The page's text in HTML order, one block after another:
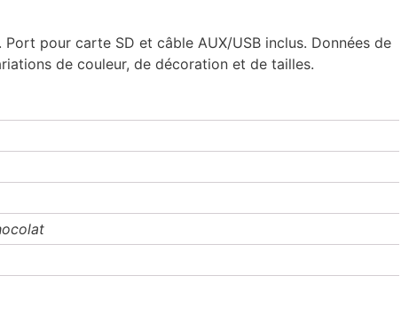
pour carte SD et câble AUX/USB inclus. Données de
de couleur, de décoration et de tailles.